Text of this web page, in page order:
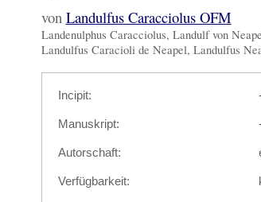
von Landulfus Caracciolus OFM
Landenulphus Caracciolus, Landulf von
Landulfus Caracioli de Neapel, Landulfus
Incipit:
Manuskript:
Autorschaft:
Verfügbarkeit: